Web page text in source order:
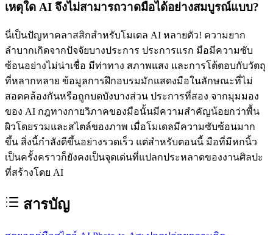
เหตุใด AI จึงไม่สามารถวาดมือได้อย่างสมบูรณ์แบบ?
นี่เป็นปัญหาคลาสสิกสำหรับโมเดล AI หลายตัว! ความยาก
ลำบากเกิดจากปัจจัยบางประการ ประการแรก มือมีความซับ
ซ้อนอย่างไม่น่าเชื่อ มีท่าทาง สภาพแสง และการโต้ตอบกับวัตถุ
ที่หลากหลาย ข้อมูลการฝึกอบรมมักแสดงมือในลักษณะที่ไม่
สอดคล้องกันหรือถูกบดบังบางส่วน ประการที่สอง จากมุมมอง
ของ AI กฎทางกายวิภาคของมือนั้นมีความสำคัญน้อยกว่าพื้น
ผิวโดยรวมและสไตล์ของภาพ เมื่อโมเดลมีความซับซ้อนมาก
ขึ้น สิ่งนี้กำลังดีขึ้นอย่างรวดเร็ว แต่สำหรับตอนนี้ มือที่มีหกนิ้ว
เป็นครั้งคราวก็ยังคงเป็นจุดเด่นที่แปลกประหลาดของงานศิลปะ
ที่สร้างโดย AI
สารบัญ